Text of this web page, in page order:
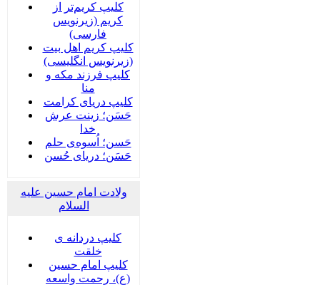
کلیپ کریم‌تر از
کریم (زیرنویس
فارسی)
کلیپ کریم اهل بیت
(زیرنویس انگلیسی)
کلیپ فرزند مکه و
منا
کلیپ دریای کرامت
حَسَن؛ زینت عرش
خدا
حَسن؛ اُسوه‌ی حلم
حَسَن؛ دریای حُسن
ولادت امام حسین علیه
السلام
کلیپ دردانه ی
خلقت
کلیپ امام حسین
(ع)، رحمت واسعه